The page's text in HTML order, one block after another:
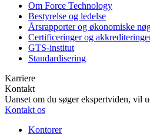
Om Force Technology
Bestyrelse og ledelse
Årsrapporter og økonomiske
Certificeringer og
GTS-institut
Standardisering
Karriere
Kontakt
Uanset om du søger ekspertviden, vil
Kontakt os
Kontorer